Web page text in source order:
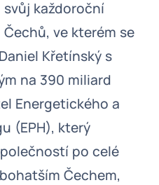
svůj každoroční
ve kterém se
Křetínský s
na 390 miliard
Energetického a
(EPH), který
po celé
Čechem,